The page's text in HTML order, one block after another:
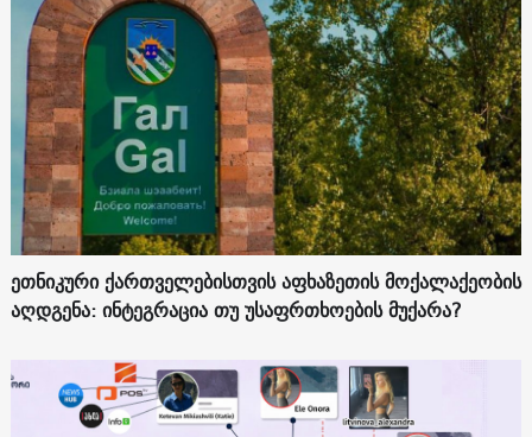
ეთნიკური ქართველებისთვის აფხაზეთის მოქალაქეობის
აღდგენა: ინტეგრაცია თუ უსაფრთხოების მუქარა?